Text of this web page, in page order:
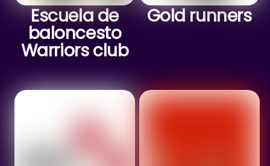
Escuela de
baloncesto
Warriors club
Gold runners